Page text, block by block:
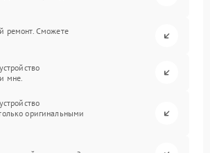
ремонт. Сможете
мне.
оригинальными